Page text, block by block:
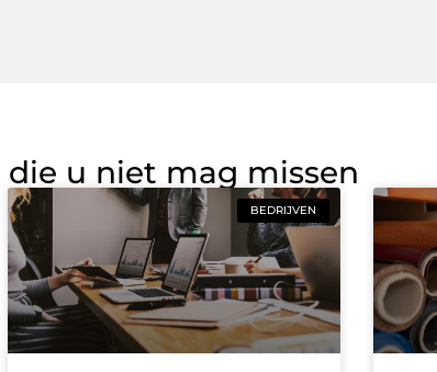
die u niet mag missen
BEDRIJVEN